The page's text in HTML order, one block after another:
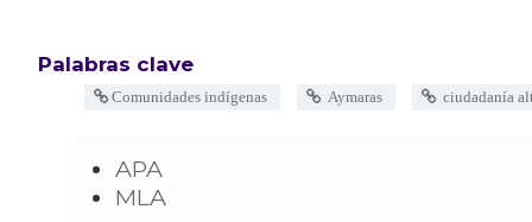
Palabras clave
Comunidades indígenas Aymaras ciudadanía
APA
MLA